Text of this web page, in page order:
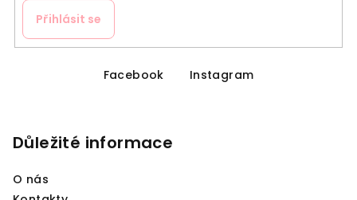
Přihlásit se
Facebook Instagram
Důležité informace
O nás